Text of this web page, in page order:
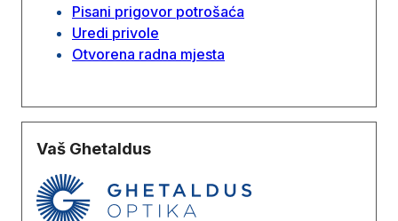
Pisani prigovor potrošaća
Uredi privole
Otvorena radna mjesta
Vaš Ghetaldus